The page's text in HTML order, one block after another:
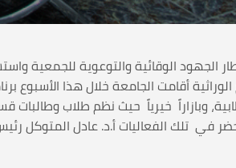
الجهود الوقائية والتوعوية للجمعية
الوراثية أقامت الجامعة خلال هذا
في تلك الفعاليات أ.د. عادل المتوكل